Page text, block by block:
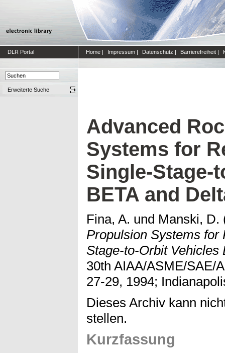
DLR Portal Home | Impressum | Datenschutz | Barrierefreiheit |
Erweiterte Suche
Advanced
Systems for
Single-Stage-
BETA and
Fina, A. und Manski, D.
Propulsion Systems
Stage-to-Orbit Vehicles
30th AIAA/ASME/SAE/
27-29, 1994;
Dieses Archiv kann
stellen.
Kurzfassung